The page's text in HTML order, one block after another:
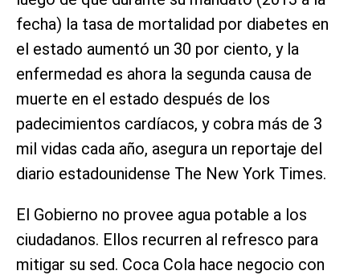
fecha) la tasa de mortalidad por diabetes en
el estado aumentó un 30 por ciento, y la
enfermedad es ahora la segunda causa de
muerte en el estado después de los
padecimientos cardíacos, y cobra más de 3
mil vidas cada año, asegura un reportaje del
diario estadounidense The New York Times.
El Gobierno no provee agua potable a los
ciudadanos. Ellos recurren al refresco para
mitigar su sed. Coca Cola hace negocio con